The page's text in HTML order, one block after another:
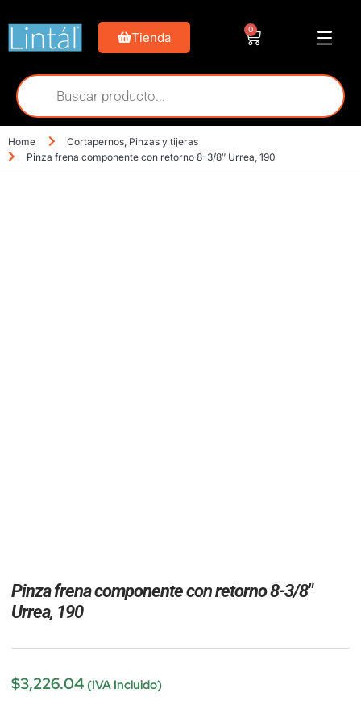
Tienda
0
Home Cortapernos, Pinzas y tijeras
Pinza frena componente con retorno 8-3/8″ Urrea, 190
Pinza frena componente con retorno 8-3/8″
Urrea, 190
$3,226.04 (IVA Incluido)